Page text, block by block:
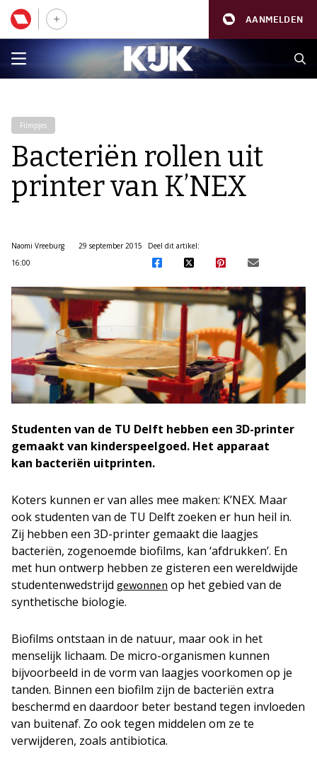
AANMELDEN
Filmpjes
Bacteriën rollen uit
printer van K’NEX
Naomi Vreeburg
29 september 2015
16:00
Deel dit artikel:
Studenten van de TU Delft hebben een 3D-printer
gemaakt van kinderspeelgoed. Het apparaat
kan bacteriën uitprinten.
Koters kunnen er van alles mee maken: K’NEX. Maar
ook studenten van de TU Delft zoeken er hun heil in.
Zij hebben een 3D-printer gemaakt die laagjes
bacteriën, zogenoemde biofilms, kan ‘afdrukken’. En
met hun ontwerp hebben ze gisteren een wereldwijde
studentenwedstrijd gewonnen op het gebied van de
synthetische biologie.
Biofilms ontstaan in de natuur, maar ook in het
menselijk lichaam. De micro-organismen kunnen
bijvoorbeeld in de vorm van laagjes voorkomen op je
tanden. Binnen een biofilm zijn de bacteriën extra
beschermd en daardoor beter bestand tegen invloeden
van buitenaf. Zo ook tegen middelen om ze te
verwijderen, zoals antibiotica.